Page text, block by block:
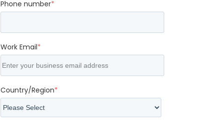
Phone number*
Work Email*
Country/Region*